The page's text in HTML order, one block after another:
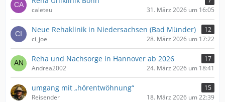
caleteu
31. März 2026 um 16:05
Neue Rehaklinik in Niedersachsen (Bad Münder)
12
ci_joe
28. März 2026 um 17:22
Reha und Nachsorge in Hannover ab 2026
17
Andrea2002
24. März 2026 um 18:41
umgang mit „hörentwöhnung“
15
Reisender
18. März 2026 um 22:39